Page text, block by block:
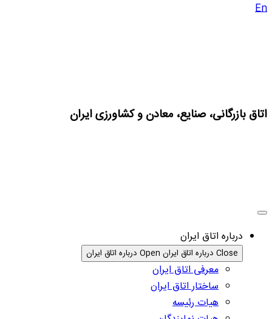
En
اتاق بازرگانی، صنایع، معادن و کشاورزی ایران
درباره اتاق ایران
Close درباره اتاق ایران Open درباره اتاق ایران
معرفی اتاق ایران
ساختار اتاق ایران
هیات رئیسه